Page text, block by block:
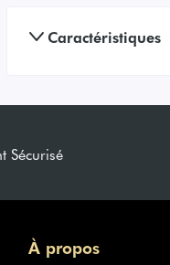
Caractéristiques
Sécurisé
À propos